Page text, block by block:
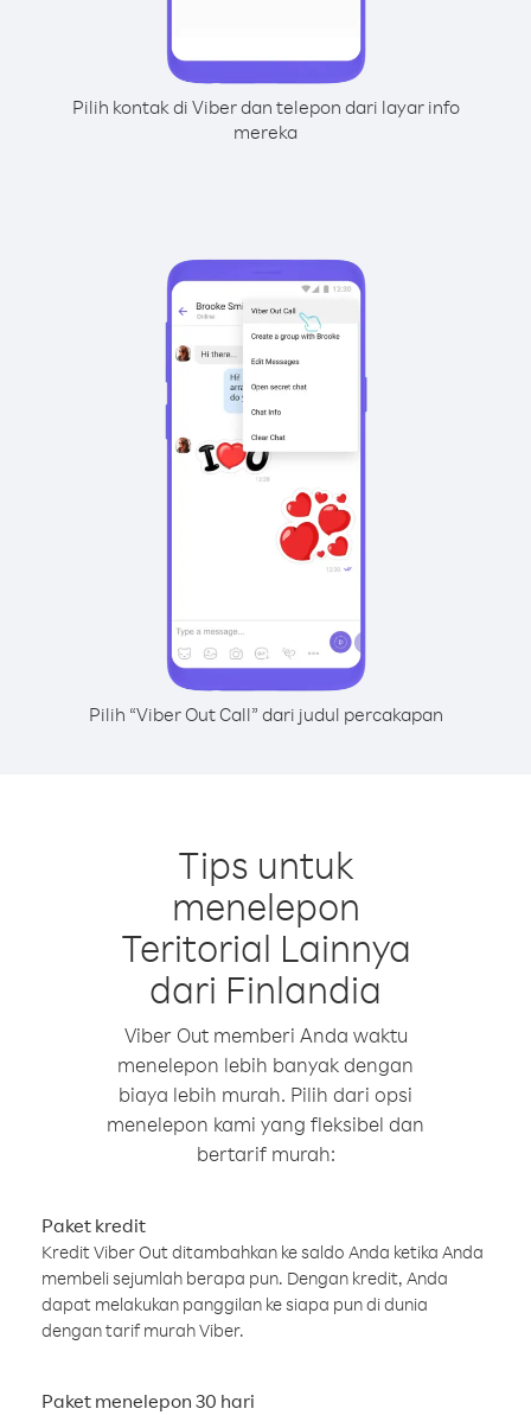
Pilih kontak di Viber dan telepon dari layar info
mereka
Pilih “Viber Out Call” dari judul percakapan
Tips untuk
menelepon
Teritorial Lainnya
dari Finlandia
Viber Out memberi Anda waktu
menelepon lebih banyak dengan
biaya lebih murah. Pilih dari opsi
menelepon kami yang fleksibel dan
bertarif murah:
Paket kredit
Kredit Viber Out ditambahkan ke saldo Anda ketika Anda
membeli sejumlah berapa pun. Dengan kredit, Anda
dapat melakukan panggilan ke siapa pun di dunia
dengan tarif murah Viber.
Paket menelepon 30 hari